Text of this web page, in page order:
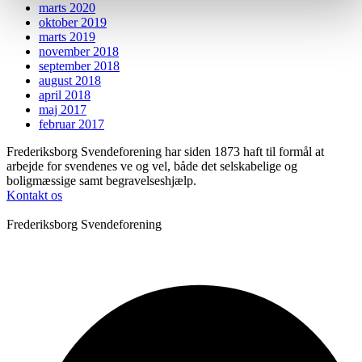
marts 2020
oktober 2019
marts 2019
november 2018
september 2018
august 2018
april 2018
maj 2017
februar 2017
Frederiksborg Svendeforening har siden 1873 haft til formål at
arbejde for svendenes ve og vel, både det selskabelige og
boligmæssige samt begravelseshjælp.
Kontakt os
Frederiksborg Svendeforening